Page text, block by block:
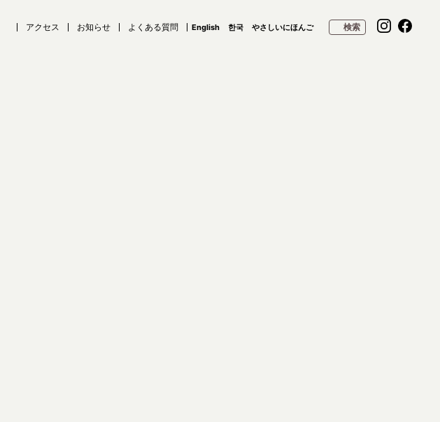
アクセス お知らせ よくある質問 English 한국 やさしいにほんご 検索